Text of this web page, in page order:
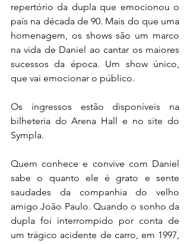
repertório da dupla que emocionou o
país na década de 90. Mais do que uma
homenagem, os shows são um marco
na vida de Daniel ao cantar os maiores
sucessos da época. Um show único,
que vai emocionar o público.
Os ingressos estão disponíveis na
bilheteria do Arena Hall e no site do
Sympla.
Quem conhece e convive com Daniel
sabe o quanto ele é grato e sente
saudades da companhia do velho
amigo João Paulo. Quando o sonho da
dupla foi interrompido por conta de
um trágico acidente de carro, em 1997,